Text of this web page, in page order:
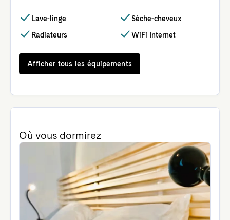
Lave-linge
Radiateurs
Sèche-cheveux
WiFi Internet
Afficher tous les équipements
Où vous dormirez